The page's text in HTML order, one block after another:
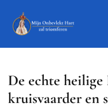
De echte
kruisvaarder en